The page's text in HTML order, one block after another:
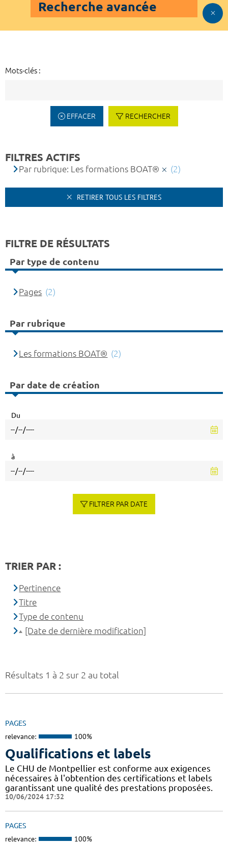
Recherche avancée
Mots-clés :
EFFACER RECHERCHER
Résultats 1 à 2 sur 2 au total
PAGES
relevance: 100%
Qualifications et labels
Le CHU de Montpellier est conforme aux exigences
nécessaires à l'obtention des certifications et labels
garantissant une qualité des prestations proposées.
10/06/2024 17:32
PAGES
relevance: 100%
FILTRES ACTIFS
Par rubrique: Les formations BOAT® (2)
RETIRER TOUS LES FILTRES
FILTRE DE RÉSULTATS
Par type de contenu
Pages (2)
Par rubrique
Les formations BOAT® (2)
Par date de création
Du
à
FILTRER PAR DATE
TRIER PAR :
Pertinence
Titre
Type de contenu
[Date de dernière modification]